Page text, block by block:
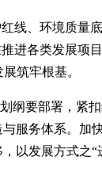
线、环境质
进各类发展
筑牢根基。
纲要部署，
服务体系。
发展方式之“